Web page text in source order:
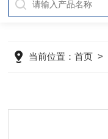
当前位置：首页 >